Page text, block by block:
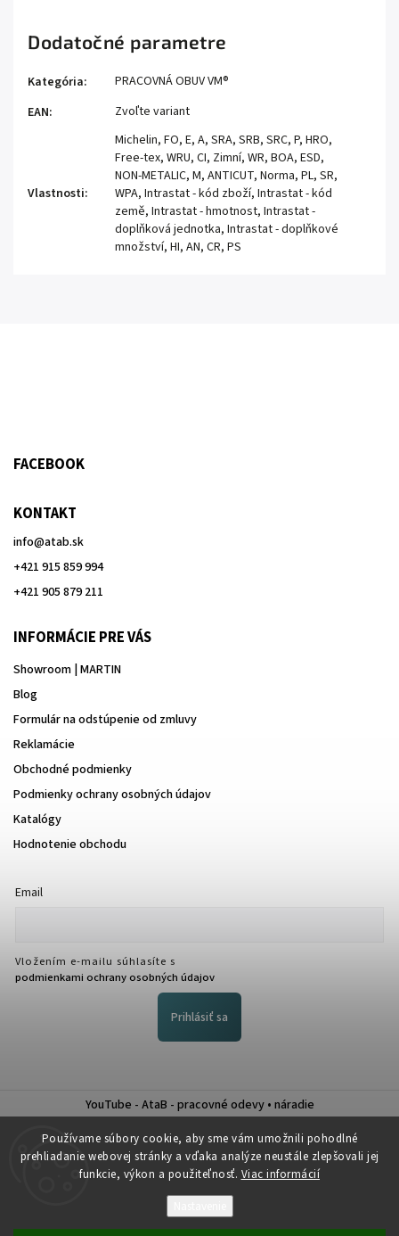
Používame súbory cookie, aby sme vám umožnili pohodlné
prehliadanie webovej stránky a vďaka analýze neustále zlepšovali jej
funkcie, výkon a použiteľnosť. Viac informácií
Dodatočné parametre
Kategória:
PRACOVNÁ OBUV VM®
EAN: Zvoľte variant
Vlastnosti:
Michelin, FO, E, A, SRA, SRB, SRC, P, HRO,
Free-tex, WRU, CI, Zimní, WR, BOA, ESD,
NON-METALIC, M, ANTICUT, Norma, PL, SR,
WPA, Intrastat - kód zboží, Intrastat - kód
země, Intrastat - hmotnost, Intrastat -
doplňková jednotka, Intrastat - doplňkové
množství, HI, AN, CR, PS
FACEBOOK
KONTAKT
info@atab.sk
+421 915 859 994
+421 905 879 211
INFORMÁCIE PRE VÁS
Showroom | MARTIN
Blog
Formulár na odstúpenie od zmluvy
Reklamácie
Obchodné podmienky
Podmienky ochrany osobných údajov
Katalógy
Hodnotenie obchodu
Email
Vložením e-mailu súhlasíte s
podmienkami ochrany osobných údajov
Prihlásiť sa
YouTube - AtaB - pracovné odevy • náradie
Nákup na splátky QUATRO